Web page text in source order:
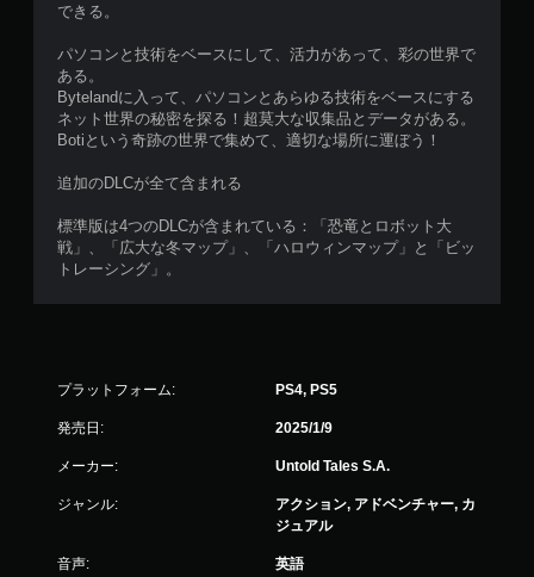
できる。
パソコンと技術をベースにして、活力があって、彩の世界で
ある。
Bytelandに入って、パソコンとあらゆる技術をベースにする
ネット世界の秘密を探る！超莫大な収集品とデータがある。
Botiという奇跡の世界で集めて、適切な場所に運ぼう！
追加のDLCが全て含まれる
標準版は4つのDLCが含まれている：「恐竜とロボット大
戦」、「広大な冬マップ」、「ハロウィンマップ」と「ビッ
トレーシング」。
プラットフォーム: PS4, PS5
発売日: 2025/1/9
メーカー: Untold Tales S.A.
ジャンル:
アクション, アドベンチャー, カ
ジュアル
音声: 英語